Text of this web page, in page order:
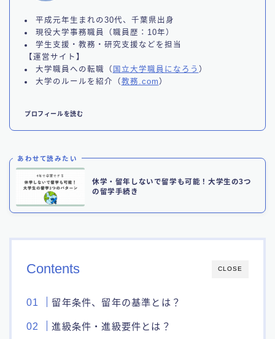
平成元年生まれの30代、千葉県出身
現役大学事務職員（職員歴：10年）
学生支援・教務・研究支援などを担当
【運営サイト】
大学職員への転職（ 国立大学職員になろう ）
大学のルールを紹介（教務.com ）
プロフィールを読む
あわせて読みたい
休学・留年しないで留学も可能！大学生の3つ
の留学手続き
CLOSE
Contents
留年条件、留年の基準とは？
進級条件・進級要件とは？